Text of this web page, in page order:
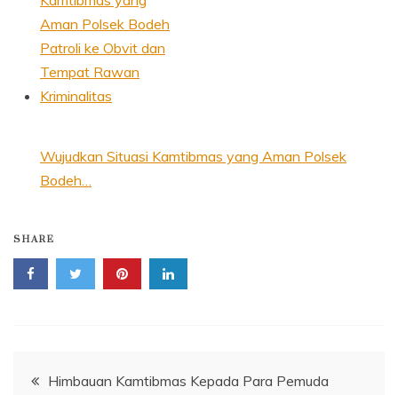
Wujudkan Situasi Kamtibmas yang Aman Polsek
Bodeh…
SHARE
Navigasi
Himbauan Kamtibmas Kepada Para Pemuda